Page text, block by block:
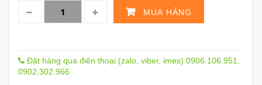
MUA HÀNG
Đặt hàng qua điện thoại (zalo, viber, imes) 0906.106.951,
0902.302.966